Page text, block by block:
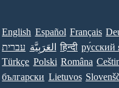
English Español Français
עברית العَرَبِيَّة हिन्दी ру́сский
Türkçe Polski Româna
български Lietuvos